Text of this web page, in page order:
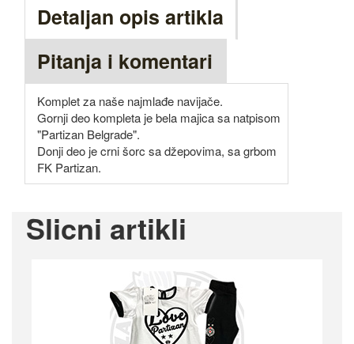
Detaljan opis artikla
Pitanja i komentari
Komplet za naše najmlađe navijače.
Gornji deo kompleta je bela majica sa natpisom
"Partizan Belgrade".
Donji deo je crni šorc sa džepovima, sa grbom
FK Partizan.
Slicni artikli